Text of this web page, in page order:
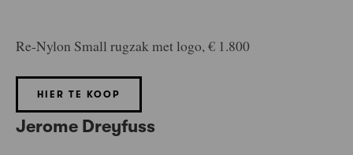
Re-Nylon Small rugzak met logo, € 1.800
HIER TE KOOP
Jerome Dreyfuss